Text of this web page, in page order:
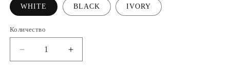
WHITE BLACK IVORY
Количество
Уменьшить
количество
Увеличить
количество